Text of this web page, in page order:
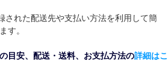
された配送先や支払い方法を利用して簡
す。
目安、配送・送料、お支払方法の詳細はこ